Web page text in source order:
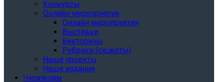
Конкурсы
Онлайн мероприятия
Онлайн мероприятия
Выставки
Викторины
Рубрики (сюжеты)
Наши проекты
Наши издания
Читателям